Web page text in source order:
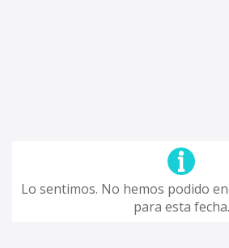
Lo sentimos. No hemos podido
para esta fecha.